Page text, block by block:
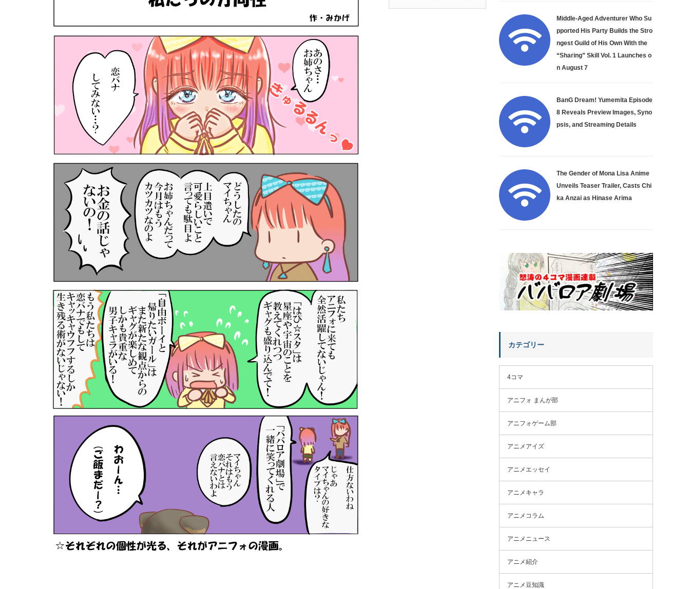
Middle-Aged Adventurer Who Su
pported His Party Builds the Stro
ngest Guild of His Own With the
“Sharing” Skill Vol. 1 Launches o
n August 7
BanG Dream! Yumemita Episode
8 Reveals Preview Images, Syno
psis, and Streaming Details
The Gender of Mona Lisa Anime
Unveils Teaser Trailer, Casts Chi
ka Anzai as Hinase Arima
カテゴリー
4コマ
アニフォ まんが部
アニフォゲーム部
アニメアイズ
アニメエッセイ
アニメキャラ
アニメコラム
アニメニュース
アニメ紹介
アニメ豆知識